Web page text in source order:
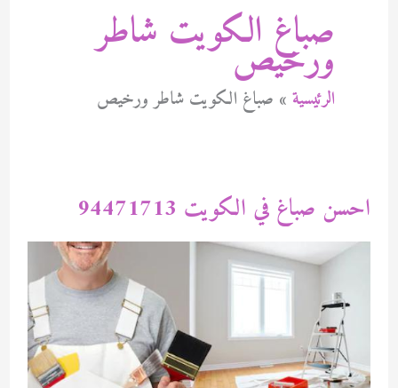
صباغ الكويت شاطر
ورخيص
الرئيسية صباغ الكويت شاطر ورخيص
احسن صباغ في الكويت 94471713